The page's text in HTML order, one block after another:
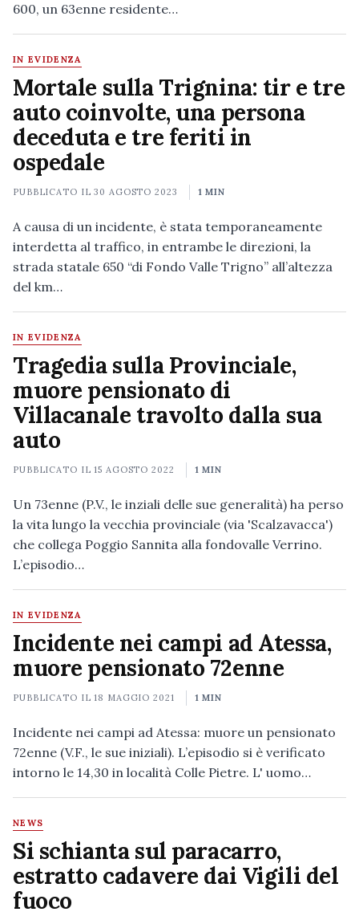
600, un 63enne residente…
IN EVIDENZA
Mortale sulla Trignina: tir e tre
auto coinvolte, una persona
deceduta e tre feriti in
ospedale
PUBBLICATO IL30 AGOSTO 2023 1 MIN
A causa di un incidente, è stata temporaneamente
interdetta al traffico, in entrambe le direzioni, la
strada statale 650 “di Fondo Valle Trigno” all’altezza
del km…
IN EVIDENZA
Tragedia sulla Provinciale,
muore pensionato di
Villacanale travolto dalla sua
auto
PUBBLICATO IL15 AGOSTO 2022 1 MIN
Un 73enne (P.V., le inziali delle sue generalità) ha perso
la vita lungo la vecchia provinciale (via 'Scalzavacca')
che collega Poggio Sannita alla fondovalle Verrino.
L’episodio…
IN EVIDENZA
Incidente nei campi ad Atessa,
muore pensionato 72enne
PUBBLICATO IL18 MAGGIO 2021 1 MIN
Incidente nei campi ad Atessa: muore un pensionato
72enne (V.F., le sue iniziali). L’episodio si è verificato
intorno le 14,30 in località Colle Pietre. L' uomo…
NEWS
Si schianta sul paracarro,
estratto cadavere dai Vigili del
fuoco